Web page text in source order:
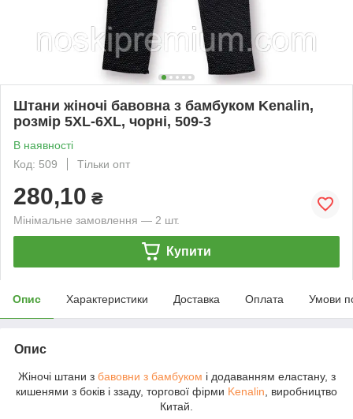
Штани жіночі бавовна з бамбуком Kenalin,
розмір 5XL-6XL, чорні, 509-3
В наявності
Код: 509
Тільки опт
280,10 ₴
Мінімальне замовлення — 2 шт.
Купити
Опис Характеристики Доставка Оплата Умови
Опис
Жіночі штани з бавовни з бамбуком і додаванням еластану, з
кишенями з боків і ззаду, торгової фірми Kenalin , виробництво
Китай.